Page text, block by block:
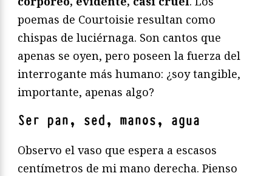
poemas de Courtoisie resultan como
chispas de luciérnaga. Son cantos que
apenas se oyen, pero poseen la fuerza del
interrogante más humano: ¿soy tangible,
importante, apenas algo?
Ser pan, sed, manos, agua
Observo el vaso que espera a escasos
centímetros de mi mano derecha. Pienso